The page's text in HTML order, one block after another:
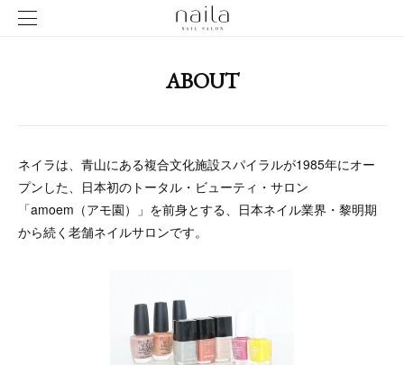
ABOUT
ネイラは、青山にある複合文化施設スパイラルが1985年にオー
プンした、日本初のトータル・ビューティ・サロン
「amoem（アモ園）」を前身とする、日本ネイル業界・黎明期
から続く老舗ネイルサロンです。